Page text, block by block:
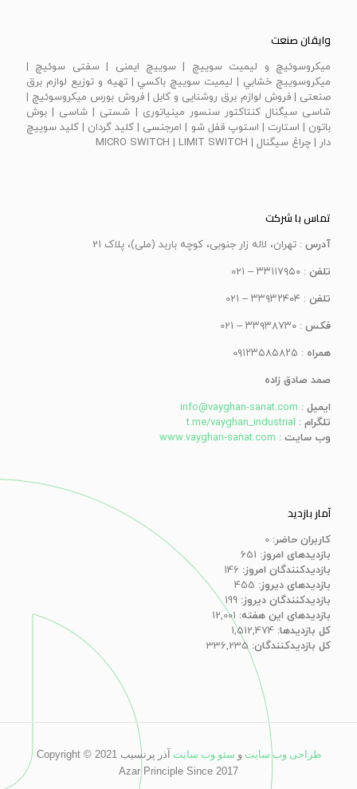
وایقان صنعت
ميكروسوئيچ و ليميت سوييچ | سویيچ ايمنی | سفتی سوئيچ |
ميكروسوييچ خشابي | ليميت سوييچ باكسي | تهیه و توزیع لوازم برق
صنعتی | فروش لوازم برق روشنایی و کابل | فروش بورس میکروسوئیچ |
شاسی سیگنال کنتاکتور سنسور مینیاتوری | شستی | شاسی | بوش
باتون | استارت | استوپ قفل شو | امرجنسی | كليد گردان | كليد سوييچ
دار | چراغ سيگنال | MICRO SWITCH | LIMIT SWITCH
تماس با شرکت
آدرس : تهران، لاله زار جنوبی، کوچه باربد (ملی)، پلاک 21
تلفن : ۳۳۱۱۷۹۵۰ – 021
تلفن : ۳۳۹۳۲۴۰۴ – 021
فکس : ۳۳۹۳۸۷۳۰ – 021
همراه : ۰۹۱۲۳۵۸۵۸۲۵
صمد صادق زاده
ایمیل :
info@vayghan-sanat.com
تلگرام :
t.me/vayghan_industrial
وب سایت :
www.vayghan-sanat.com
آمار بازدید
کاربران حاضر: 0
بازدیدهای امروز: 651
بازدیدکنندگان امروز: 146
بازدیدهای دیروز: 455
بازدیدکنندگان دیروز: 199
بازدیدهای این هفته: 12,001
کل بازدیدها: 1,512,474
کل بازدیدکنند‌گان: 336,235
طراحی وب سایت و سئو وب سایت آذر پرنسیب Copyright © 2021
Azar Principle Since 2017